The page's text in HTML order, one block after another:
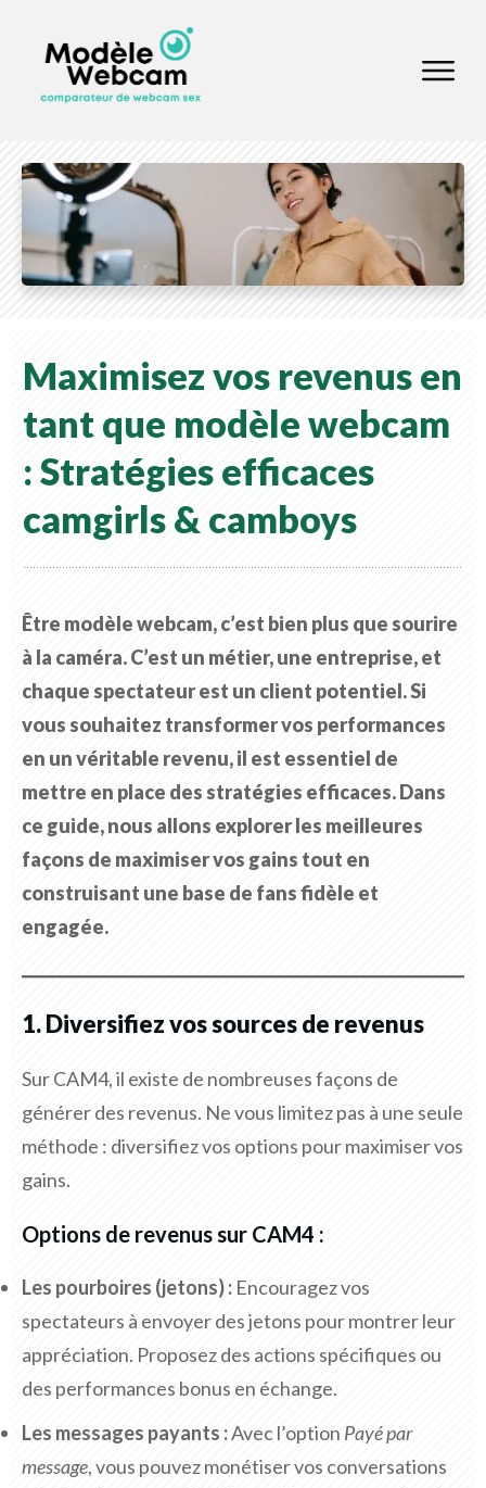
Maximisez vos revenus en
tant que modèle webcam
: Stratégies efficaces
camgirls & camboys
Être modèle webcam, c’est bien plus que sourire
à la caméra. C’est un métier, une entreprise, et
chaque spectateur est un client potentiel. Si
vous souhaitez transformer vos performances
en un véritable revenu, il est essentiel de
mettre en place des stratégies efficaces. Dans
ce guide, nous allons explorer les meilleures
façons de maximiser vos gains tout en
construisant une base de fans fidèle et
engagée.
1. Diversifiez vos sources de revenus
Sur CAM4, il existe de nombreuses façons de
générer des revenus. Ne vous limitez pas à une seule
méthode : diversifiez vos options pour maximiser vos
gains.
Options de revenus sur CAM4 :
Les pourboires (jetons) : Encouragez vos
spectateurs à envoyer des jetons pour montrer leur
appréciation. Proposez des actions spécifiques ou
des performances bonus en échange.
Les messages payants :Avec l’option Payé par
message, vous pouvez monétiser vos conversations